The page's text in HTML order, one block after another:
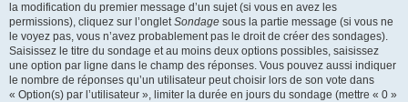
la modification du premier message d’un sujet (si vous en avez les
permissions), cliquez sur l’ongletSondage sous la partie message (si vous ne
le voyez pas, vous n’avez probablement pas le droit de créer des sondages).
Saisissez le titre du sondage et au moins deux options possibles, saisissez
une option par ligne dans le champ des réponses. Vous pouvez aussi indiquer
le nombre de réponses qu’un utilisateur peut choisir lors de son vote dans
« Option(s) par l’utilisateur », limiter la durée en jours du sondage (mettre « 0 »